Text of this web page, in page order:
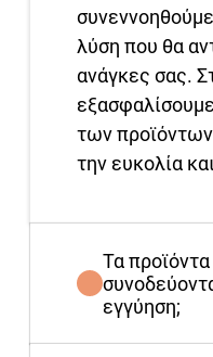
λύση που θα
ανάγκες σας.
των
την ευκολία
Τα
εγγύηση;